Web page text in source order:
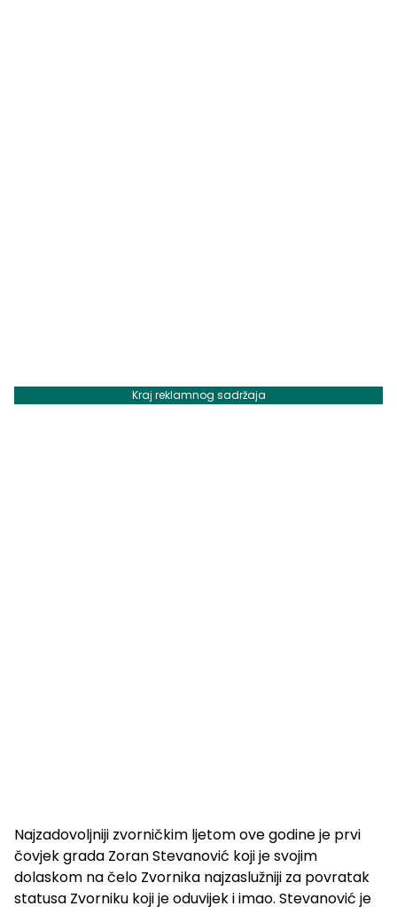
Kraj reklamnog sadržaja
Najzadovoljniji zvorničkim ljetom ove godine je prvi
čovjek grada Zoran Stevanović koji je svojim
dolaskom na čelo Zvornika najzaslužniji za povratak
statusa Zvorniku koji je oduvijek i imao. Stevanović je